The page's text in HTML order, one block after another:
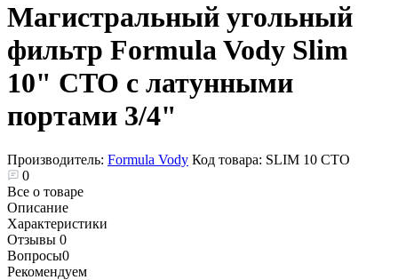
Магистральный угольный
фильтр Formula Vody Slim
10" CTO с латунными
портами 3/4"
Производитель: Formula Vody Код товара: SLIM 10 СТО
0
Все о товаре
Описание
Характеристики
Отзывы 0
Вопросы0
Рекомендуем